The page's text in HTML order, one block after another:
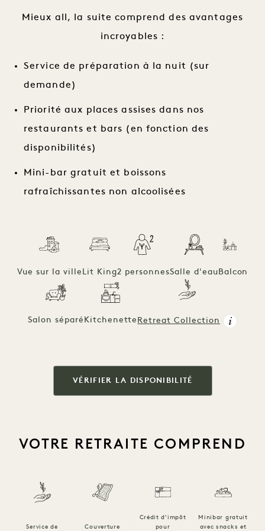
Mieux all, la suite comprend des avantages
incroyables :
Service de préparation à la nuit (sur
demande)
Priorité aux places assises dans nos
restaurants et bars (en fonction des
disponibilités)
Mini-bar gratuit et boissons
rafraîchissantes non alcoolisées
Vue sur la ville Lit King2 personnesSalle d'eauBalcon
Salon séparé Kitchenette Retreat Collection
VÉRIFIER LA DISPONIBILITÉ
VOTRE RETRAITE COMPREND
Service de
Couverture
Crédit d'impôt
pour
Minibar gratuit
avec snacks et